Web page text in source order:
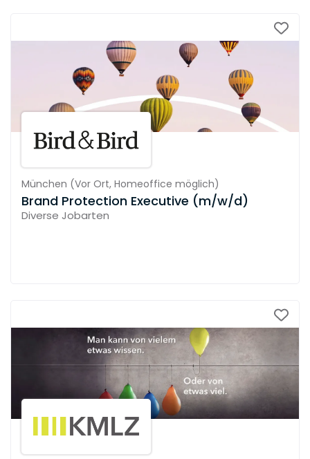
München (Vor Ort, Homeoffice möglich)
Brand Protection Executive (m/w/d)
Diverse Jobarten